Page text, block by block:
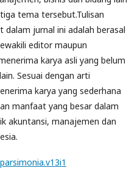
tema tersebut.Tulisan
jurnal ini adalah berasal
editor maupun
karya asli yang belum
Sesuai dengan arti
karya yang sederhana
manfaat yang besar dalam
akuntansi, manajemen dan